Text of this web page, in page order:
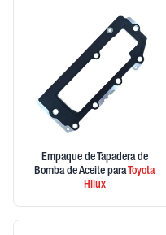
Empaque de Tapadera de
Bomba de Aceite para Toyota
Hilux